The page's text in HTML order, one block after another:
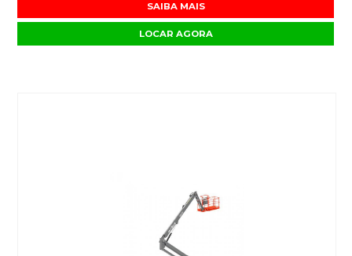
SAIBA MAIS
LOCAR AGORA